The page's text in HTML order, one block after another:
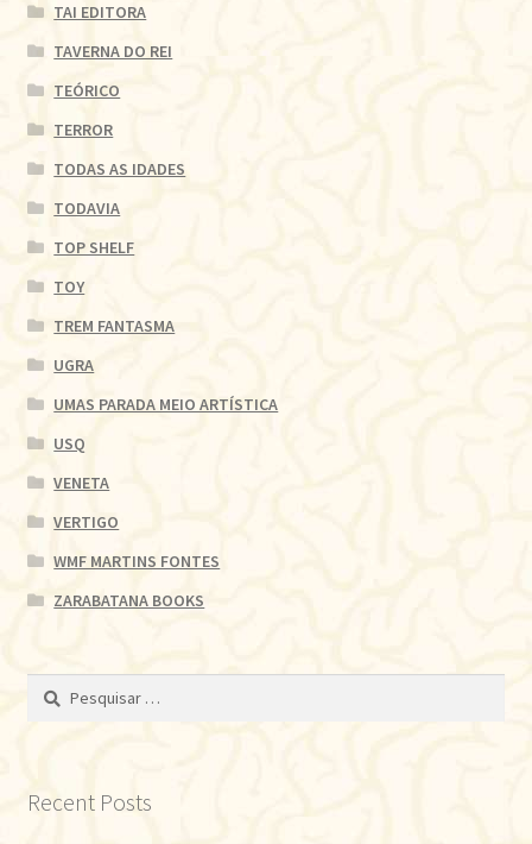
TAI EDITORA
TAVERNA DO REI
TEÓRICO
TERROR
TODAS AS IDADES
TODAVIA
TOP SHELF
TOY
TREM FANTASMA
UGRA
UMAS PARADA MEIO ARTÍSTICA
USQ
VENETA
VERTIGO
WMF MARTINS FONTES
ZARABATANA BOOKS
Pesquisar
Recent Posts